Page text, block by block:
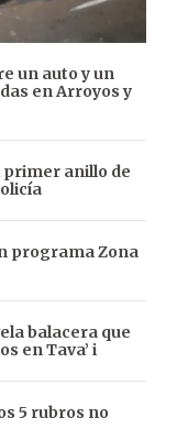
un auto y un
en Arroyos y
primer anillo de
programa Zona
balacera que
en Tava’ i
5 rubros no